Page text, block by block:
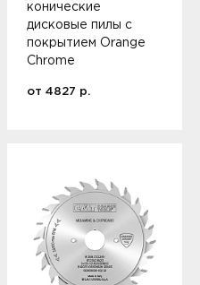
конические
дисковые пилы с
покрытием Orange
Chrome
от 4827 р.